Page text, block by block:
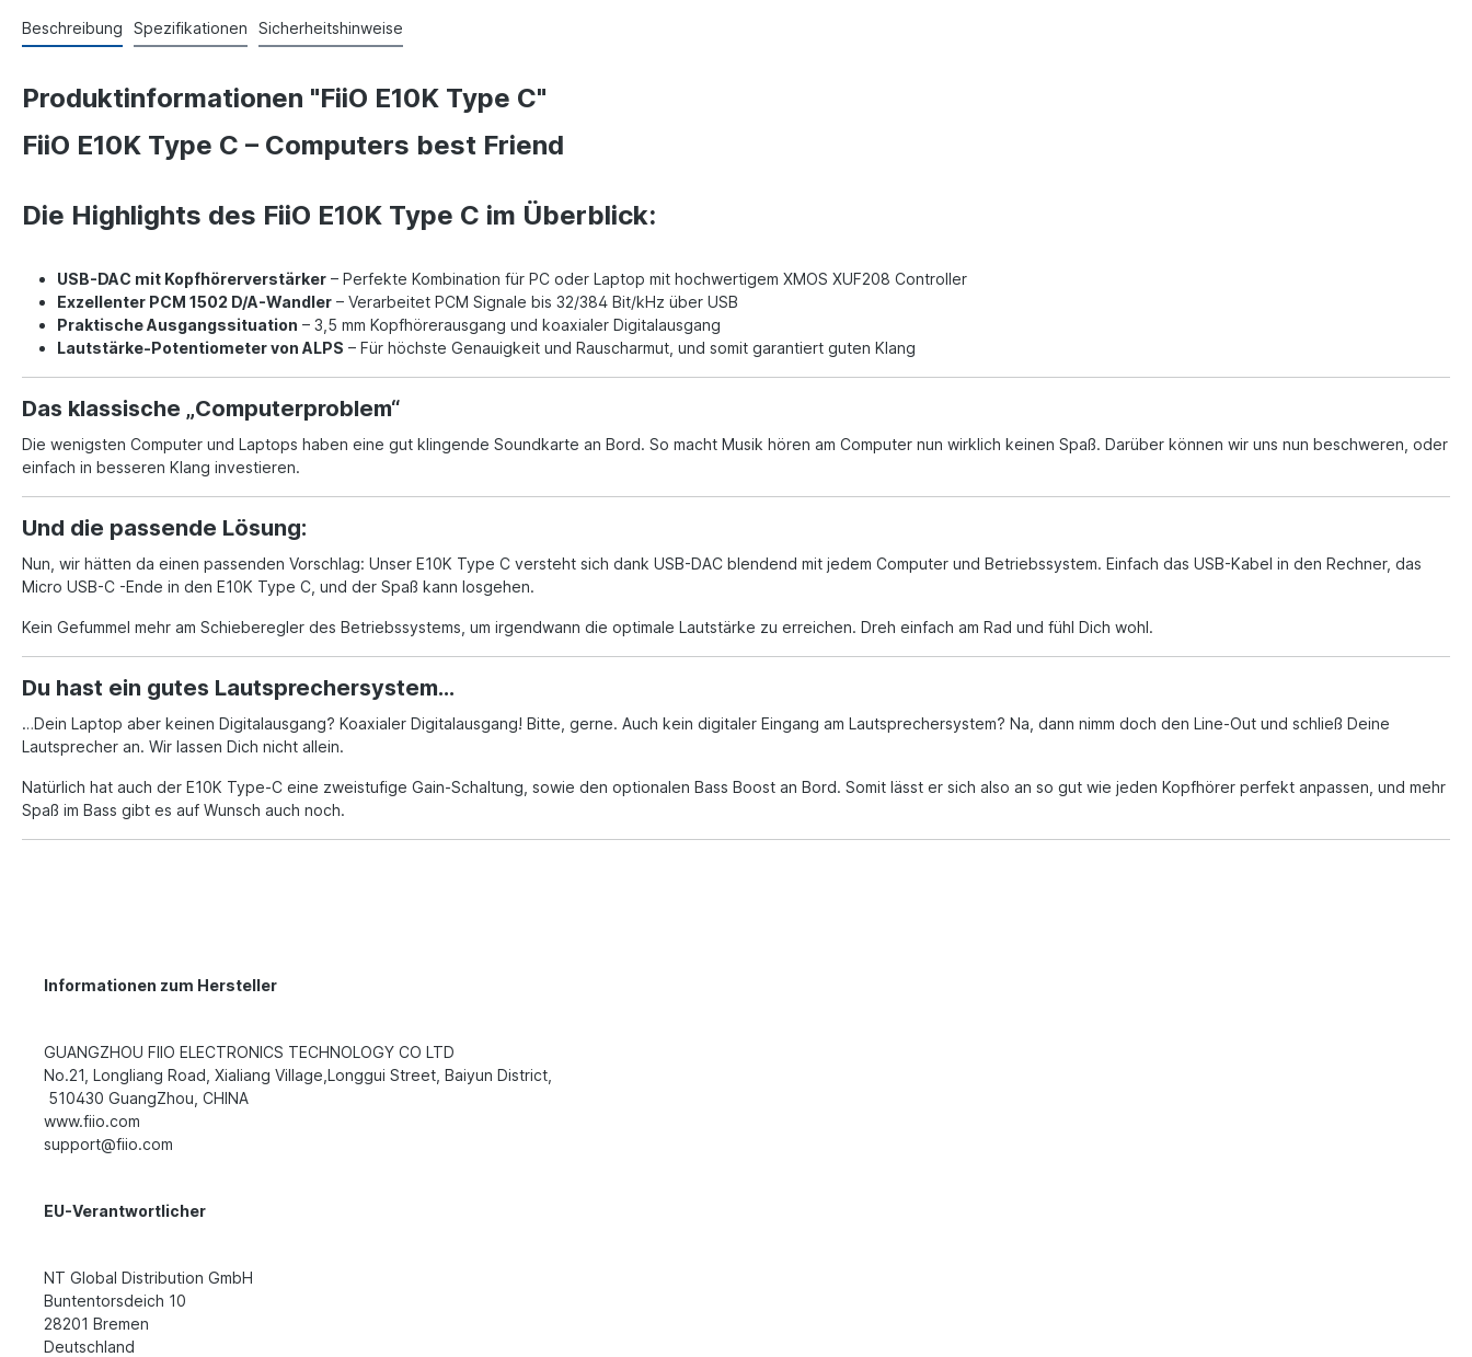
Beschreibung Spezifikationen Sicherheitshinweise
Produktinformationen "FiiO E10K Type C"
FiiO E10K Type C – Computers best Friend
Die Highlights des FiiO E10K Type C im Überblick:
USB-DAC mit Kopfhörerverstärker – Perfekte Kombination für PC oder Laptop mit hochwertigem XMOS XUF208 Controller
Exzellenter PCM 1502 D/A-Wandler – Verarbeitet PCM Signale bis 32/384 Bit/kHz über USB
Praktische Ausgangssituation – 3,5 mm Kopfhörerausgang und koaxialer Digitalausgang
Lautstärke-Potentiometer von ALPS – Für höchste Genauigkeit und Rauscharmut, und somit garantiert guten Klang
Das klassische „Computerproblem“
Die wenigsten Computer und Laptops haben eine gut klingende Soundkarte an Bord. So macht Musik hören am Computer nun wirklich keinen Spaß. Darüber können wir uns nun beschweren, oder
einfach in besseren Klang investieren.
Und die passende Lösung:
Nun, wir hätten da einen passenden Vorschlag: Unser E10K Type C versteht sich dank USB-DAC blendend mit jedem Computer und Betriebssystem. Einfach das USB-Kabel in den Rechner, das
Micro USB-C -Ende in den E10K Type C, und der Spaß kann losgehen.
Kein Gefummel mehr am Schieberegler des Betriebssystems, um irgendwann die optimale Lautstärke zu erreichen. Dreh einfach am Rad und fühl Dich wohl.
Du hast ein gutes Lautsprechersystem…
…Dein Laptop aber keinen Digitalausgang? Koaxialer Digitalausgang! Bitte, gerne. Auch kein digitaler Eingang am Lautsprechersystem? Na, dann nimm doch den Line-Out und schließ Deine
Lautsprecher an. Wir lassen Dich nicht allein.
Natürlich hat auch der E10K Type-C eine zweistufige Gain-Schaltung, sowie den optionalen Bass Boost an Bord. Somit lässt er sich also an so gut wie jeden Kopfhörer perfekt anpassen, und mehr
Spaß im Bass gibt es auf Wunsch auch noch.
Informationen zum Hersteller
GUANGZHOU FIIO ELECTRONICS TECHNOLOGY CO LTD
No.21, Longliang Road, Xialiang Village,Longgui Street, Baiyun District,
510430 GuangZhou, CHINA
www.fiio.com
support@fiio.com
EU-Verantwortlicher
NT Global Distribution GmbH
Buntentorsdeich 10
28201 Bremen
Deutschland